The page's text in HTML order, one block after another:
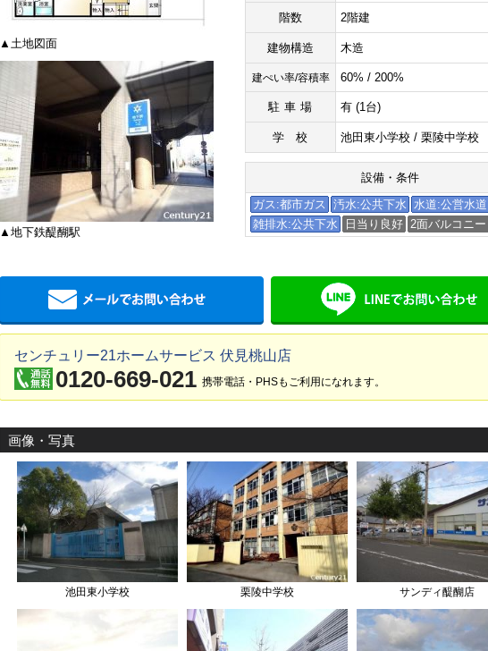
▲土地図面
▲地下鉄醍醐駅
階数
2階建
建物構造 木造
建ぺい率/容積率 60% / 200%
駐車場 有 (1台)
学校 池田東小学校 / 栗陵中学校
設備・条件
ガス:都市ガス
汚水:公共下水 水道:公営水道
雑排水:公共下水
日当り良好 2面バルコニー
メールでお問い合わせ
センチュリー21ホームサービス 伏見桃山店
0120-669-021 携帯電話・PHSもご利用になれます。
画像・写真
池田東小学校 栗陵中学校 サンディ醍醐店